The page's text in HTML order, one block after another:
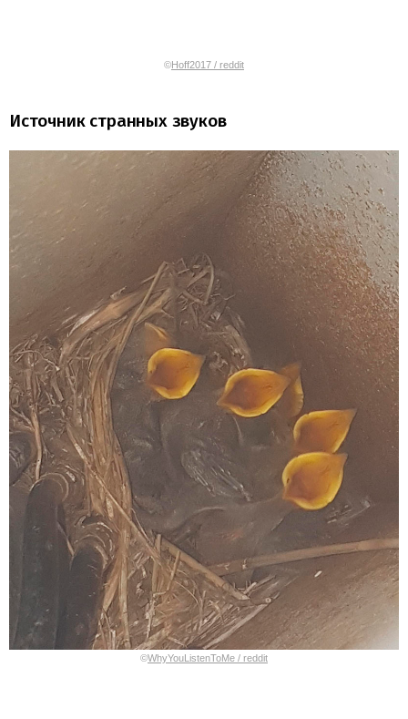
©Hoff2017 / reddit
Источник странных звуков
©WhyYouListenToMe / reddit